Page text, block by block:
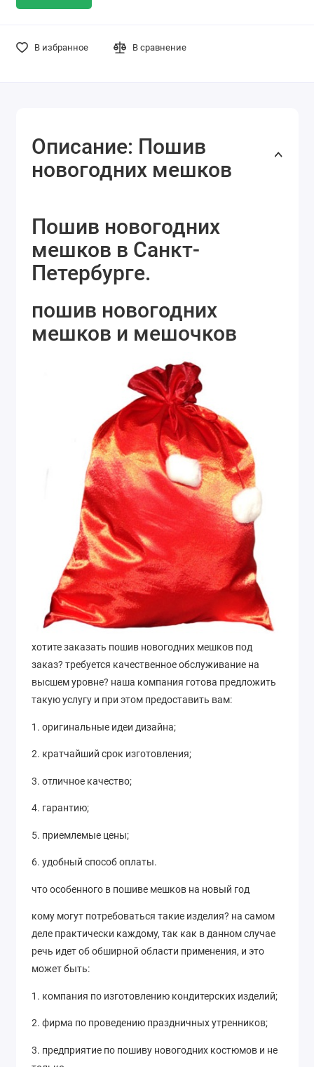
В избранное В сравнение
Описание: Пошив
новогодних мешков
Пошив новогодних
мешков в Санкт-
Петербурге.
пошив новогодних
мешков и мешочков
хотите заказать пошив новогодних мешков под
заказ? требуется качественное обслуживание на
высшем уровне? наша компания готова предложить
такую услугу и при этом предоставить вам:
1. оригинальные идеи дизайна;
2. кратчайший срок изготовления;
3. отличное качество;
4. гарантию;
5. приемлемые цены;
6. удобный способ оплаты.
что особенного в пошиве мешков на новый год
кому могут потребоваться такие изделия? на самом
деле практически каждому, так как в данном случае
речь идет об обширной области применения, и это
может быть:
1. компания по изготовлению кондитерских изделий;
2. фирма по проведению праздничных утренников;
3. предприятие по пошиву новогодних костюмов и не